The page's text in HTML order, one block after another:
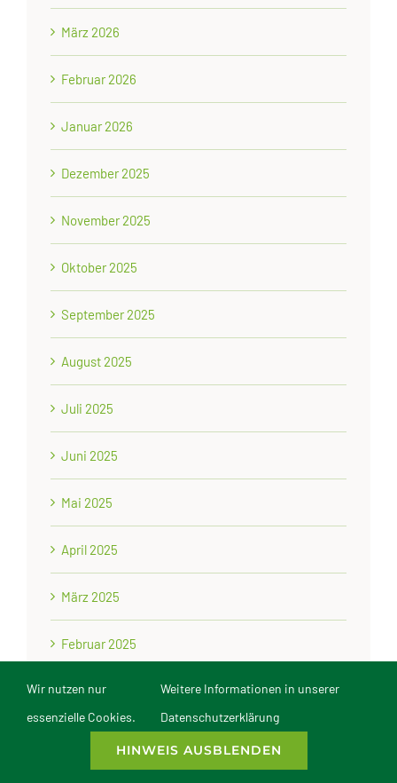
März 2026
Februar 2026
Januar 2026
Dezember 2025
November 2025
Oktober 2025
September 2025
August 2025
Juli 2025
Juni 2025
Mai 2025
April 2025
März 2025
Februar 2025
Januar 2025
Wir nutzen nur
essenzielle Cookies.
Weitere Informationen in unserer
Datenschutzerklärung
HINWEIS AUSBLENDEN